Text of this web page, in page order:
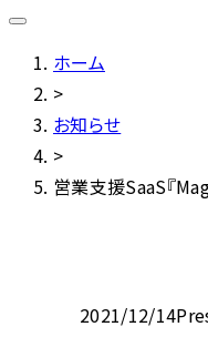
ホーム
>
お知らせ
>
営業支援SaaS『
2021/12/14